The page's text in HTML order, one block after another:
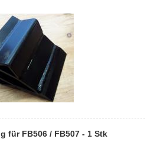
für FB506 / FB507 - 1 Stk